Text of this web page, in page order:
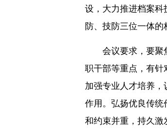
设，大力推进档案科
防、技防三位一体
会议要求，要聚
职干部等重点，有针
加强专业人才培养
作用。弘扬优良传统
和约束并重，持久激